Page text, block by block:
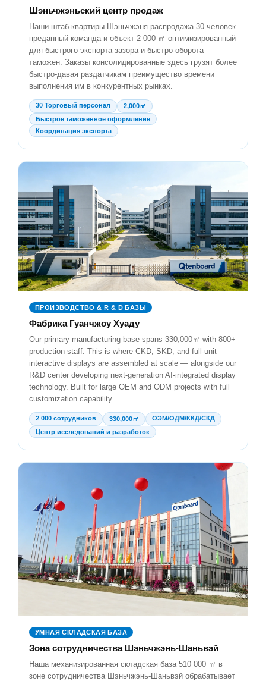
Шэньчжэньский центр продаж
Наши штаб-квартиры Шэньчжэня распродажа 30 человек
преданный команда и объект 2 000 ㎡ оптимизированный
для быстрого экспорта зазора и быстро-оборота
таможен. Заказы консолидированные здесь грузят более
быстро-давая раздатчикам преимущество времени
выполнения им в конкурентных рынках.
30 Торговый персонал
2,000㎡
Быстрое таможенное оформление
Координация экспорта
ПРОИЗВОДСТВО & R & D БАЗЫ
Фабрика Гуанчжоу Хуаду
Our primary manufacturing base spans 330,000㎡ with 800+
production staff. This is where CKD, SKD, and full-unit
interactive displays are assembled at scale — alongside our
R&D center developing next-generation AI-integrated display
technology. Built for large OEM and ODM projects with full
customization capability.
2 000 сотрудников 330,000㎡
ОЭМ/ОДМ/ККД/СКД
Центр исследований и разработок
УМНАЯ СКЛАДСКАЯ БАЗА
Зона сотрудничества Шэньчжэнь-Шаньвэй
Наша механизированная складская база 510 000 ㎡ в
зоне сотрудничества Шэньчжэнь-Шаньвэй обрабатывает